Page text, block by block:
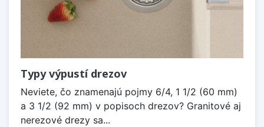
Typy výpustí drezov
Neviete, čo znamenajú pojmy 6/4, 1 1/2 (60 mm)
a 3 1/2 (92 mm) v popisoch drezov? Granitové aj
nerezové drezy sa...